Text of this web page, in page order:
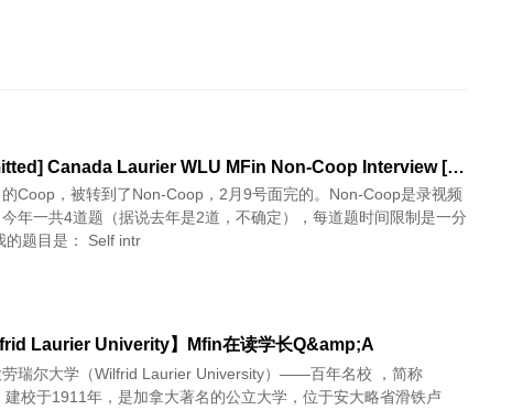
[Admitted] Canada Laurier WLU MFin Non-Coop Interview [2018.02.09]
Coop，被转到了Non-Coop，2月9号面完的。Non-Coop是录视频
年一共4道题（据说去年是2道，不确定），每道题时间限制是一分
半。 我的题目是： Self intr
Laurier Univerity】Mfin在读学长Q&amp;A
劳瑞尔大学（Wilfrid Laurier University）——百年名校 ，简称
建校于1911年，是加拿大著名的公立大学，位于安大略省滑铁卢